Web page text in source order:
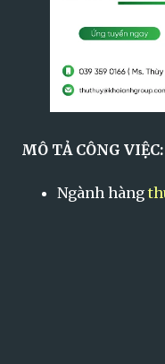
MÔ TẢ CÔNG VIỆC:
Ngành hàng